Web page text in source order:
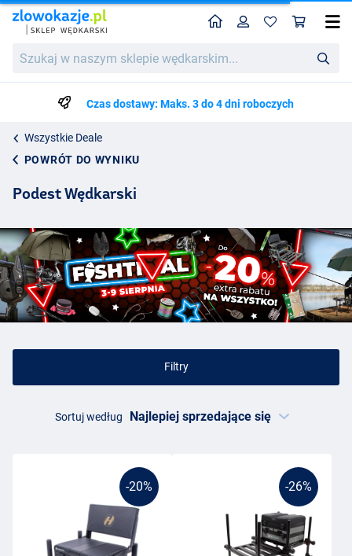
w
wędkarskim...
HomeProfil
Czas dostawy: Maks. 3 do 4 dni roboczych
Wszystkie Deale
POWRÓT DO WYNIKU
Podest Wędkarski
Filtry
Sortuj według
-20% -26%